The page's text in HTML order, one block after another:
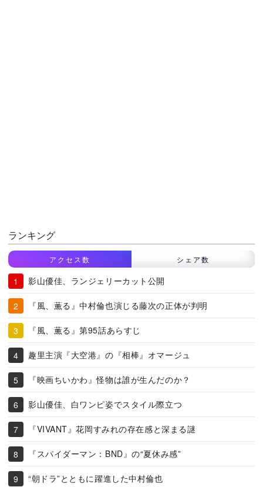
ランキング
アクセス数 シェア数
影山優佳、ランジェリーカット公開
『風、薫る』中村倫也演じる藤次の正体が判明
『風、薫る』第95話あらすじ
趣里主演『大空港』の『相棒』オマージュ
『映画ちいかわ』怪物は誰が生んだのか？
影山優佳、白ワンピ姿でスタイル際立つ
『VIVANT』花岡すみれの存在感と深まる謎
『スパイダーマン：BND』の“夏休み感”
“朝ドラ”とともに躍進した中村倫也